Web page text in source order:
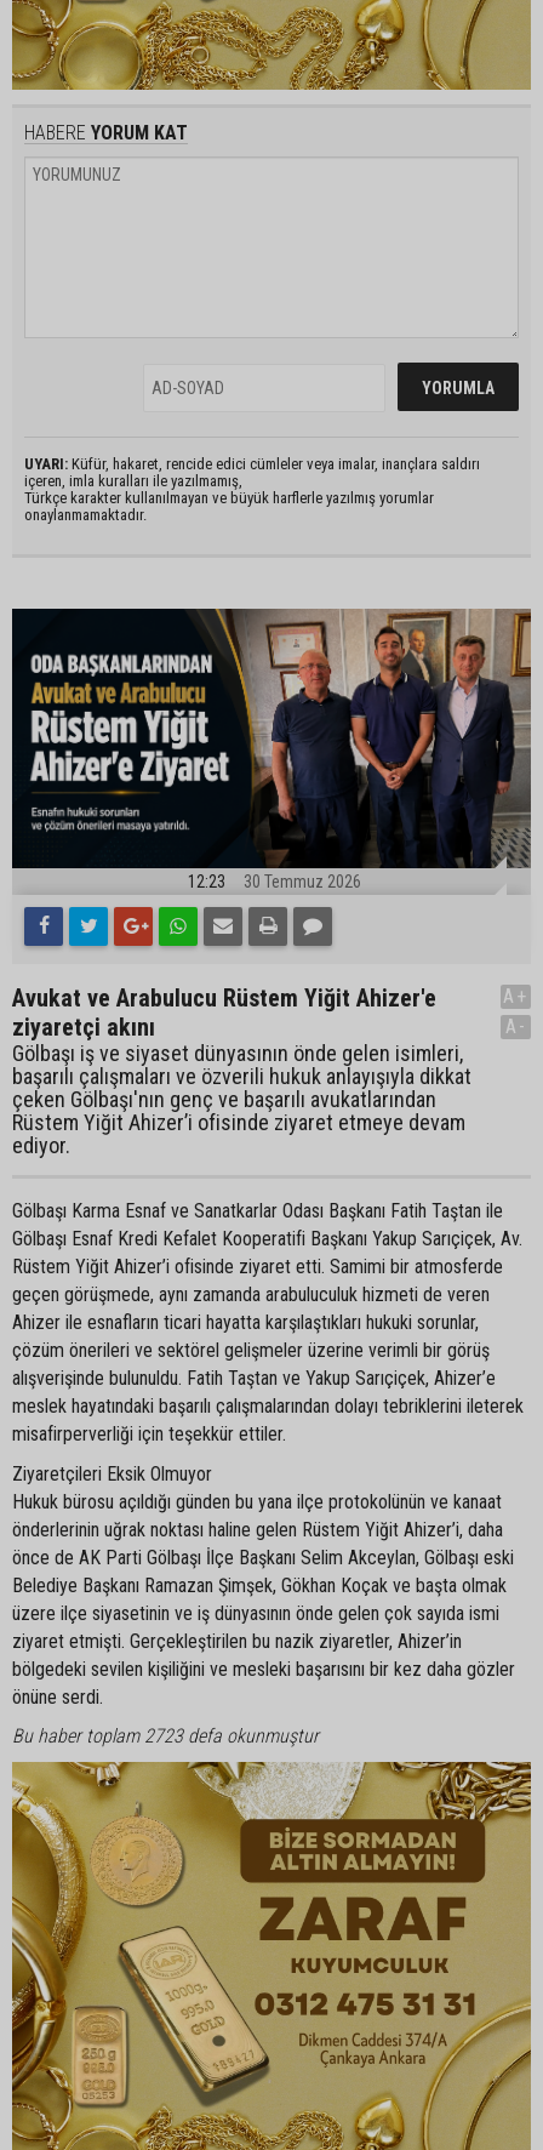
HABERE YORUM KAT
UYARI: Küfür, hakaret, rencide edici cümleler veya imalar, inançlara saldırı
içeren, imla kuralları ile yazılmamış,
Türkçe karakter kullanılmayan ve büyük harflerle yazılmış yorumlar
onaylanmamaktadır.
12:23 30 Temmuz 2026
Avukat ve Arabulucu Rüstem Yiğit Ahizer'e
ziyaretçi akını
Gölbaşı iş ve siyaset dünyasının önde gelen isimleri,
başarılı çalışmaları ve özverili hukuk anlayışıyla dikkat
çeken Gölbaşı'nın genç ve başarılı avukatlarından
Rüstem Yiğit Ahizer’i ofisinde ziyaret etmeye devam
ediyor.
A+
A-
Gölbaşı Karma Esnaf ve Sanatkarlar Odası Başkanı Fatih Taştan ile
Gölbaşı Esnaf Kredi Kefalet Kooperatifi Başkanı Yakup Sarıçiçek, Av.
Rüstem Yiğit Ahizer’i ofisinde ziyaret etti. Samimi bir atmosferde
geçen görüşmede, aynı zamanda arabuluculuk hizmeti de veren
Ahizer ile esnafların ticari hayatta karşılaştıkları hukuki sorunlar,
çözüm önerileri ve sektörel gelişmeler üzerine verimli bir görüş
alışverişinde bulunuldu. Fatih Taştan ve Yakup Sarıçiçek, Ahizer’e
meslek hayatındaki başarılı çalışmalarından dolayı tebriklerini ileterek
misafirperverliği için teşekkür ettiler.
Ziyaretçileri Eksik Olmuyor
Hukuk bürosu açıldığı günden bu yana ilçe protokolünün ve kanaat
önderlerinin uğrak noktası haline gelen Rüstem Yiğit Ahizer’i, daha
önce de AK Parti Gölbaşı İlçe Başkanı Selim Akceylan, Gölbaşı eski
Belediye Başkanı Ramazan Şimşek, Gökhan Koçak ve başta olmak
üzere ilçe siyasetinin ve iş dünyasının önde gelen çok sayıda ismi
ziyaret etmişti. Gerçekleştirilen bu nazik ziyaretler, Ahizer’in
bölgedeki sevilen kişiliğini ve mesleki başarısını bir kez daha gözler
önüne serdi.
Bu haber toplam 2723 defa okunmuştur